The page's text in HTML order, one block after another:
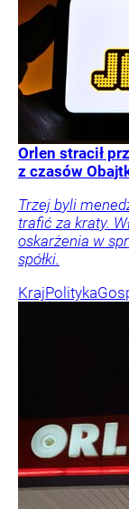
Orlen stracił
z czasów
Trzej byli
trafić za kraty.
oskarżenia w
spółki.
KrajPolityka